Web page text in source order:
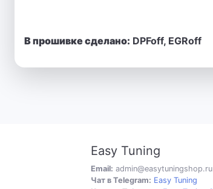
В прошивке сделано: DPFoff, EGRoff
Easy Tuning
Email: admin@easytuningshop.ru
Чат в Telegram: Easy Tuning